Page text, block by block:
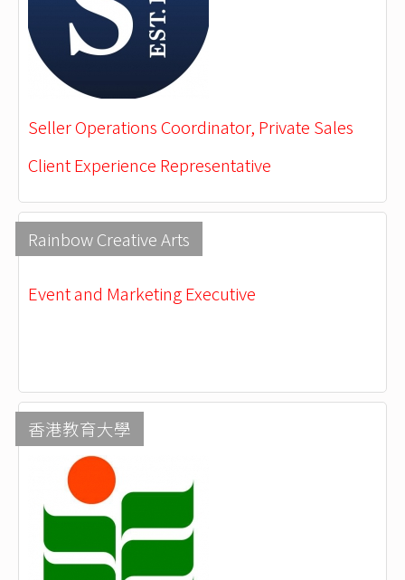
Seller Operations Coordinator, Private Sales
Client Experience Representative
Rainbow Creative Arts
Event and Marketing Executive
香港教育大學